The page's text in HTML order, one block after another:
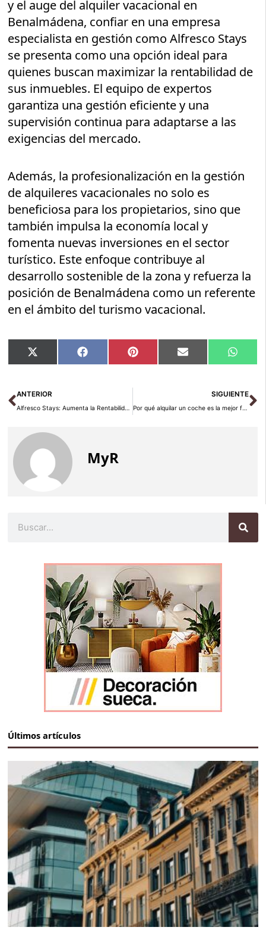
y el auge del alquiler vacacional en
Benalmádena, confiar en una empresa
especialista en gestión como Alfresco Stays
se presenta como una opción ideal para
quienes buscan maximizar la rentabilidad de
sus inmuebles. El equipo de expertos
garantiza una gestión eficiente y una
supervisión continua para adaptarse a las
exigencias del mercado.
Además, la profesionalización en la gestión
de alquileres vacacionales no solo es
beneficiosa para los propietarios, sino que
también impulsa la economía local y
fomenta nuevas inversiones en el sector
turístico. Este enfoque contribuye al
desarrollo sostenible de la zona y refuerza la
posición de Benalmádena como un referente
en el ámbito del turismo vacacional.
Compartir
en
X
(Twitter)
Compartir
en
Facebook Compartir
en
Pinterest Compartir
en
Email
en
Ant
ANTERIOR
Alfresco Stays: Aumenta la Rentabilidad de tus Inmuebles en Mijas Costa con esta Oportunidad
SIGUIENTE
Por qué alquilar un coche es la mejor forma de descubrir tu destino de vacaciones
MyR
Últimos artículos